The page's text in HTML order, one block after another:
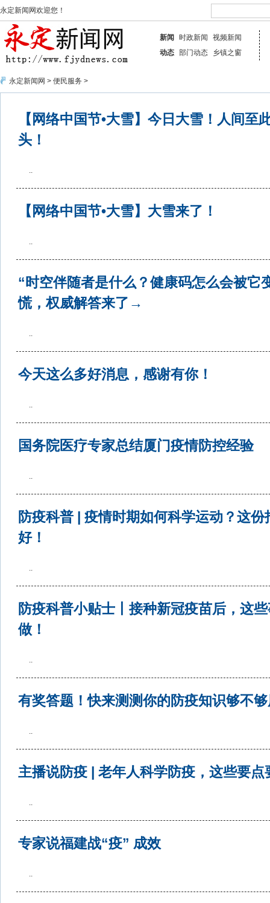
永定新闻网欢迎您！
新闻 时政新闻
视频新闻
动态 部门动态 乡镇之窗
永定新闻网 > 便民服务 >
【网络中国节•大雪】今日大雪！人间至
头！
..
【网络中国节•大雪】大雪来了！
..
“时空伴随者是什么？健康码怎么会被它
慌，权威解答来了→
..
今天这么多好消息，感谢有你！
..
国务院医疗专家总结厦门疫情防控经验
..
防疫科普 | 疫情时期如何科学运动？这份
好！
..
防疫科普小贴士丨接种新冠疫苗后，这
做！
..
有奖答题！快来测测你的防疫知识够不
..
主播说防疫 | 老年人科学防疫，这些要点
..
专家说福建战“疫” 成效
..